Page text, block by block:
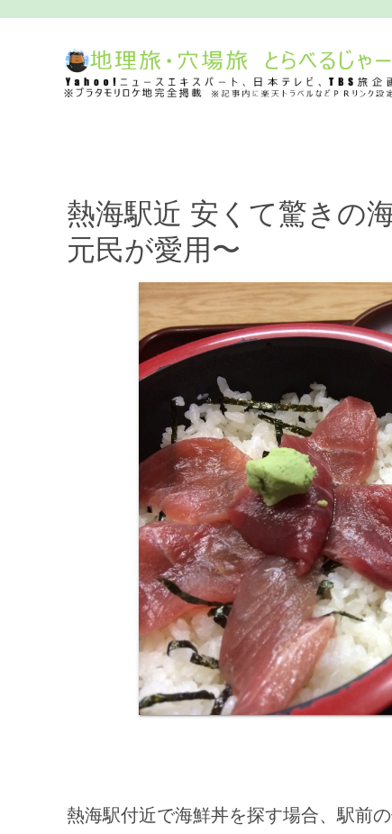
熱海駅近 安くて驚きの
元民が愛用〜
熱海駅付近で海鮮丼を探す場合、駅前